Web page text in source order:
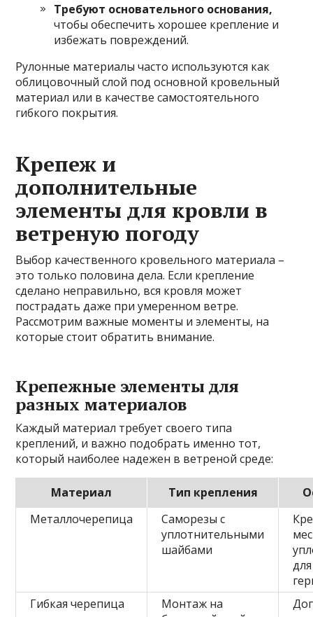
Требуют основательного основания,
чтобы обеспечить хорошее крепление и
избежать повреждений.
Рулонные материалы часто используются как
облицовочный слой под основной кровельный
материал или в качестве самостоятельного
гибкого покрытия.
Крепеж и
дополнительные
элементы для кровли в
ветреную погоду
Выбор качественного кровельного материала –
это только половина дела. Если крепление
сделано неправильно, вся кровля может
пострадать даже при умеренном ветре.
Рассмотрим важные моменты и элементы, на
которые стоит обратить внимание.
Крепежные элементы для
разных материалов
Каждый материал требует своего типа
креплений, и важно подобрать именно тот,
который наиболее надежен в ветреной среде:
Материал Тип крепления
Металлочерепица
Саморезы с
уплотнительными
шайбами
для
Гибкая черепица
Монтаж на